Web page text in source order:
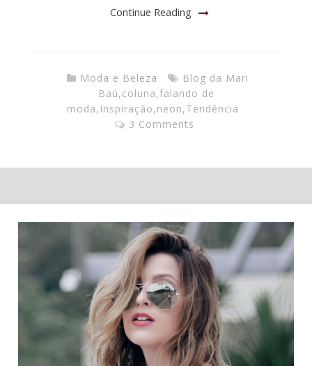
Continue Reading
Moda e Beleza
Blog da Mari
Baú,coluna,falando de
moda, Inspiração,neon,Tendência
3 Comments